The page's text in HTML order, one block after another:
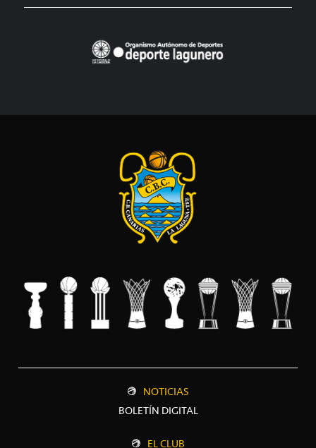
NOTICIAS
BOLETÍN DIGITAL
EL CLUB